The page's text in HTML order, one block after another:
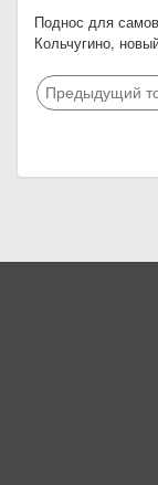
Поднос для
Кольчугино,
Предыдущий